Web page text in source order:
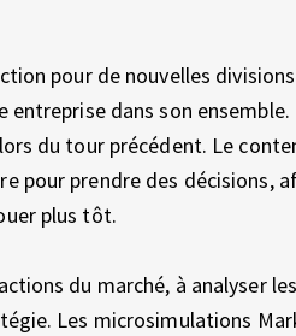
pour de nouvelles
dans son
du tour précédent. Le
pour prendre des décisions,
plus tôt.
du marché, à analyser
Les microsimulations